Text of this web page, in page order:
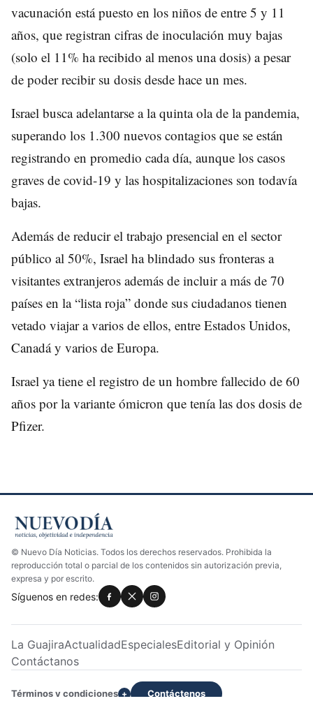
vacunación está puesto en los niños de entre 5 y 11
años, que registran cifras de inoculación muy bajas
(solo el 11% ha recibido al menos una dosis) a pesar
de poder recibir su dosis desde hace un mes.
Israel busca adelantarse a la quinta ola de la pandemia,
superando los 1.300 nuevos contagios que se están
registrando en promedio cada día, aunque los casos
graves de covid-19 y las hospitalizaciones son todavía
bajas.
Además de reducir el trabajo presencial en el sector
público al 50%, Israel ha blindado sus fronteras a
visitantes extranjeros además de incluir a más de 70
países en la “lista roja” donde sus ciudadanos tienen
vetado viajar a varios de ellos, entre Estados Unidos,
Canadá y varios de Europa.
Israel ya tiene el registro de un hombre fallecido de 60
años por la variante ómicron que tenía las dos dosis de
Pfizer.
© Nuevo Día Noticias. Todos los derechos reservados. Prohibida la
reproducción total o parcial de los contenidos sin autorización previa,
expresa y por escrito.
Síguenos en redes:
La GuajiraActualidadEspecialesEditorial y Opinión
Contáctanos
Términos y condiciones + Contáctenos